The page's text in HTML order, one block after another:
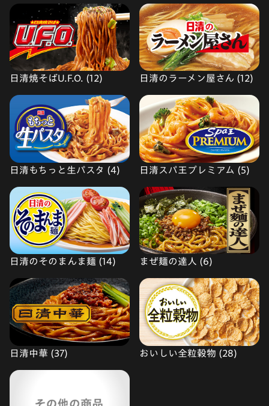
日清焼そばU.F.O. (12) 日清のラーメン屋さん (12)
日清もちっと生パスタ (4) 日清スパ王プレミアム (5)
日清のそのまんま麺 (14) まぜ麺の達人 (6)
日清中華 (37) おいしい全粒穀物 (28)